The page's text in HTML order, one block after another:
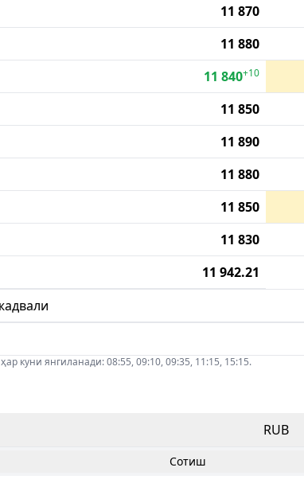
11 870
11 880
11 840+10
11 850
11 890
11 880
11 850
11 830
11 942.21
куни янгиланади: 08:55, 09:10, 09:35, 11:15, 15:15.
RUB
Сотиш